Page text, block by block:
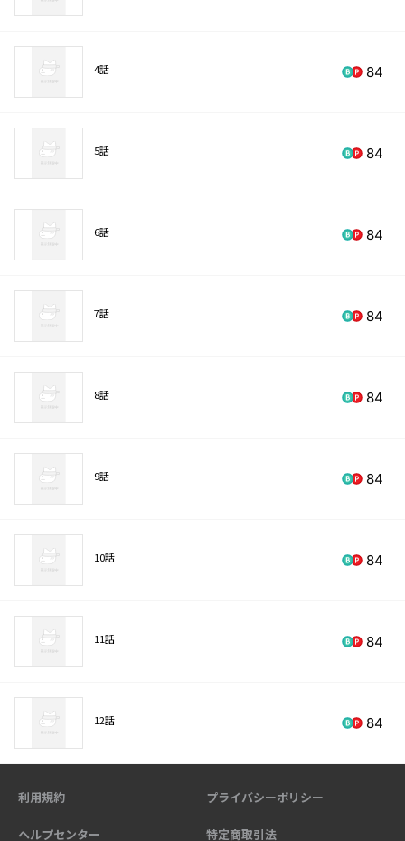
4話 84
5話 84
6話 84
7話 84
8話 84
9話 84
10話 84
11話 84
12話 84
利用規約 プライバシーポリシー
ヘルプセンター 特定商取引法